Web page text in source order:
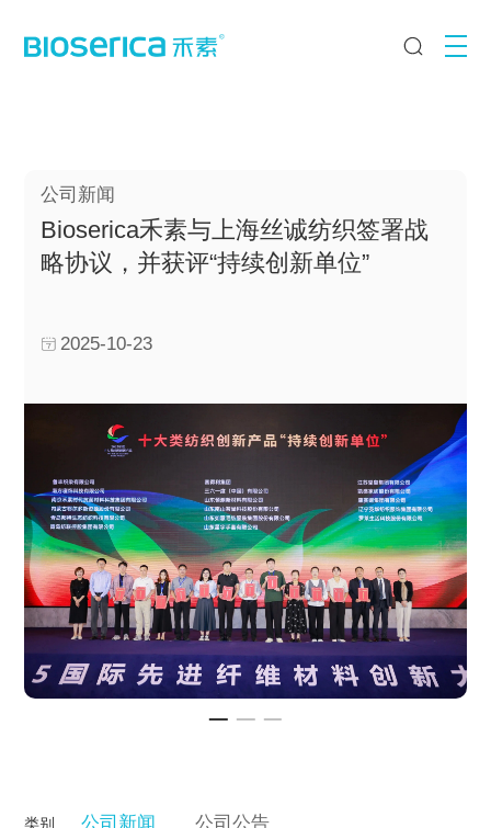
公司新闻
Bioserica禾素与上海丝诚纺织签署战
略协议，并获评“持续创新单位”
2025-10-23
类别 公司新闻 公司公告